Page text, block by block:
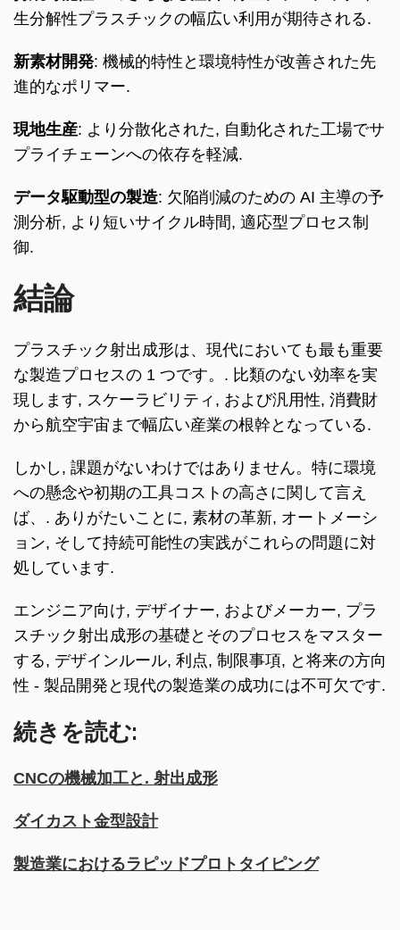
生分解性プラスチックの幅広い利用が期待される.
新素材開発: 機械的特性と環境特性が改善された先
進的なポリマー.
現地生産: より分散化された, 自動化された工場でサ
プライチェーンへの依存を軽減.
データ駆動型の製造: 欠陥削減のための AI 主導の予
測分析, より短いサイクル時間, 適応型プロセス制
御.
結論
プラスチック射出成形は、現代においても最も重要
な製造プロセスの 1 つです。. 比類のない効率を実
現します, スケーラビリティ, および汎用性, 消費財
から航空宇宙まで幅広い産業の根幹となっている.
しかし, 課題がないわけではありません。特に環境
への懸念や初期の工具コストの高さに関して言え
ば、. ありがたいことに, 素材の革新, オートメーシ
ョン, そして持続可能性の実践がこれらの問題に対
処しています.
エンジニア向け, デザイナー, およびメーカー, プラ
スチック射出成形の基礎とそのプロセスをマスター
する, デザインルール, 利点, 制限事項, と将来の方向
性 - 製品開発と現代の製造業の成功には不可欠です.
続きを読む:
CNCの機械加工と. 射出成形
ダイカスト金型設計
製造業におけるラピッドプロトタイピング